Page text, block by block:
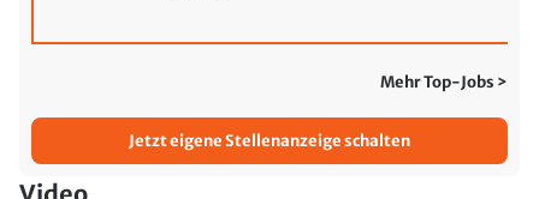
Mehr Top-Jobs >
Jetzt eigene Stellenanzeige schalten